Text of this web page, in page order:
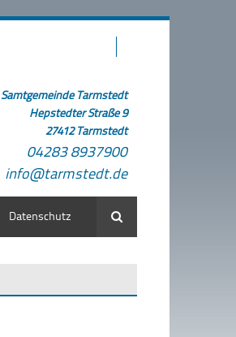
Samtgemeinde Tarmstedt
Hepstedter Straße 9
27412 Tarmstedt
04283 8937900
info@tarmstedt.de
Datenschutz Suche